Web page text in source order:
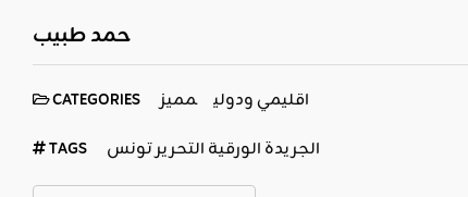
حمد طبيب
CATEGORIES اقليمي ودولي مميز
TAGS الجريدة الورقية التحرير تونس